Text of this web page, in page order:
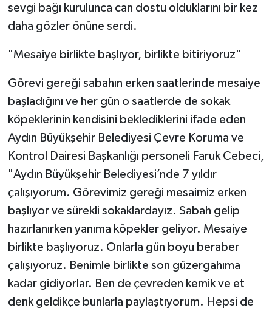
sevgi bağı kurulunca can dostu olduklarını bir kez
daha gözler önüne serdi.
"Mesaiye birlikte başlıyor, birlikte bitiriyoruz"
Görevi gereği sabahın erken saatlerinde mesaiye
başladığını ve her gün o saatlerde de sokak
köpeklerinin kendisini beklediklerini ifade eden
Aydın Büyükşehir Belediyesi Çevre Koruma ve
Kontrol Dairesi Başkanlığı personeli Faruk Cebeci,
"Aydın Büyükşehir Belediyesi’nde 7 yıldır
çalışıyorum. Görevimiz gereği mesaimiz erken
başlıyor ve sürekli sokaklardayız. Sabah gelip
hazırlanırken yanıma köpekler geliyor. Mesaiye
birlikte başlıyoruz. Onlarla gün boyu beraber
çalışıyoruz. Benimle birlikte son güzergahıma
kadar gidiyorlar. Ben de çevreden kemik ve et
denk geldikçe bunlarla paylaştıyorum. Hepsi de